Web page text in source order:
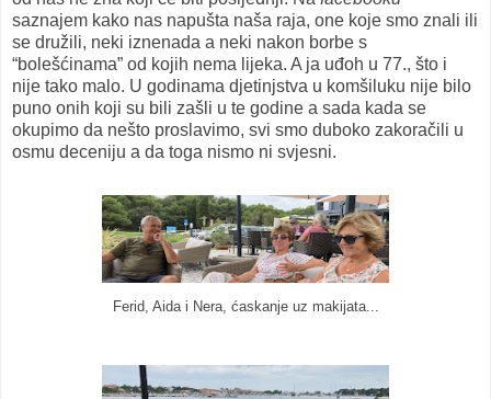
saznajem kako nas napušta naša raja, one koje smo znali ili
se družili, neki iznenada a neki nakon borbe s
“bolešćinama” od kojih nema lijeka. A ja uđoh u 77., što i
nije tako malo. U godinama djetinjstva u komšiluku nije bilo
puno onih koji su bili zašli u te godine a sada kada se
okupimo da nešto proslavimo, svi smo duboko zakoračili u
osmu deceniju a da toga nismo ni svjesni.
Ferid, Aida i Nera, ćaskanje uz makijata...